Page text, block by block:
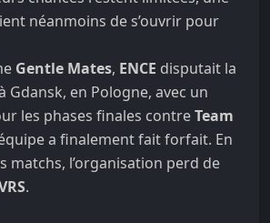
néanmoins de s’ouvrir pour
Gentle Mates, ENCE disputait la
Gdansk, en Pologne, avec un
les phases finales contreTeam
a finalement fait forfait. En
matchs, l’organisation perd de
.